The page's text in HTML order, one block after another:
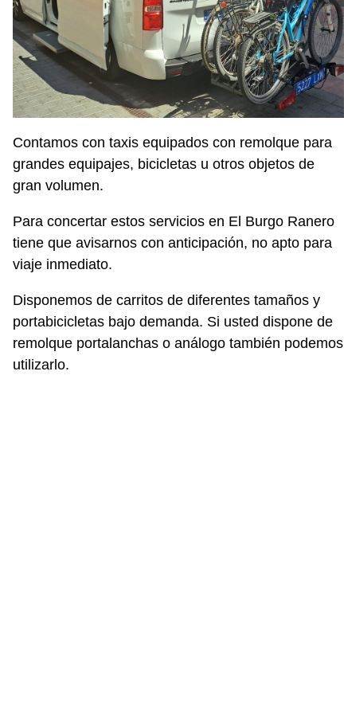
Contamos con taxis equipados con remolque para
grandes equipajes, bicicletas u otros objetos de
gran volumen.
Para concertar estos servicios en El Burgo Ranero
tiene que avisarnos con anticipación, no apto para
viaje inmediato.
Disponemos de carritos de diferentes tamaños y
portabicicletas bajo demanda. Si usted dispone de
remolque portalanchas o análogo también podemos
utilizarlo.